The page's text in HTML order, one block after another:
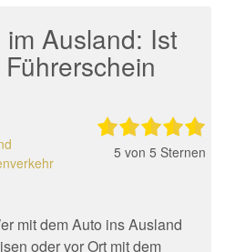
Ausland: Ist
5 von 5 Sternen
mit dem Auto ins Ausland
oder vor Ort mit dem